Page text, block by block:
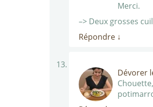
Merci.
–> Deux grosses
Répondre ↓
Dévorer